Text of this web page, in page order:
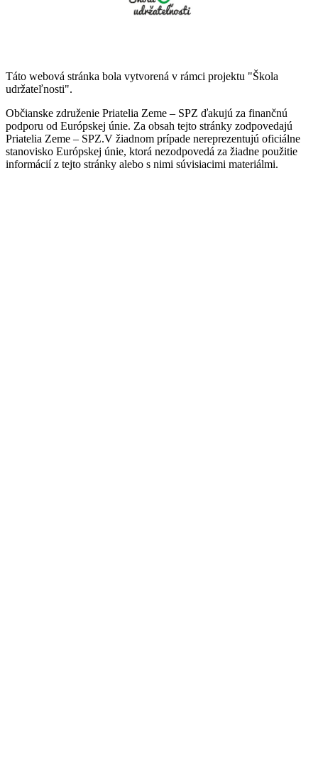
Táto webová stránka bola vytvorená v rámci projektu "Škola
udržateľnosti".
Občianske združenie Priatelia Zeme – SPZ ďakujú za finančnú
podporu od Európskej únie. Za obsah tejto stránky zodpovedajú
Priatelia Zeme – SPZ.V žiadnom prípade nereprezentujú oficiálne
stanovisko Európskej únie, ktorá nezodpovedá za žiadne použitie
informácií z tejto stránky alebo s nimi súvisiacimi materiálmi.